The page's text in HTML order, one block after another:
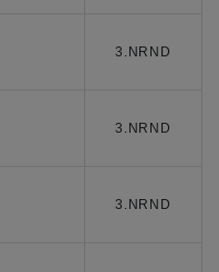
3.NRND
3.NRND
3.NRND